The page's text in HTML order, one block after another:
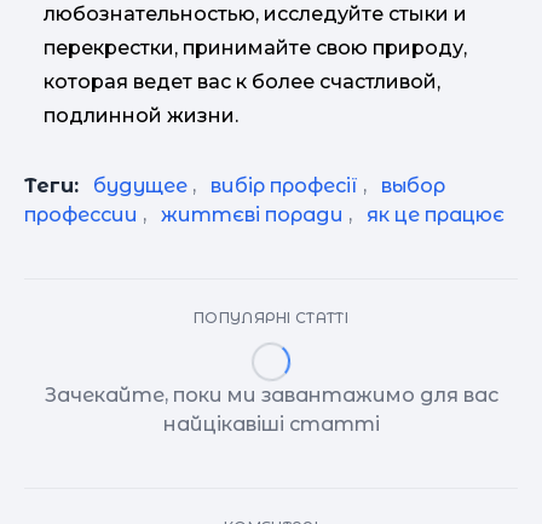
любознательностью, исследуйте стыки и
перекрестки, принимайте свою природу,
которая ведет вас к более счастливой,
подлинной жизни.
Теги: будущее , вибір професії ,
выбор
профессии , життєві поради , як це працює
ПОПУЛЯРНІ СТАТТІ
Зачекайте, поки ми завантажимо для вас
найцікавіші статті